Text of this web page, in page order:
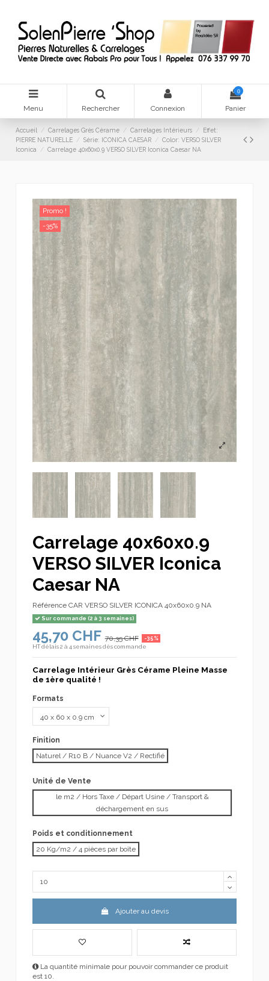
Menu Rechercher Connexion
0
Panier
Accueil Carrelages Grès Cérame Carrelages Intérieurs
Effet:
PIERRE NATURELLE
Série: ICONICA CAESAR
Color: VERSO SILVER
Iconica
Carrelage 40x60x0.9 VERSO SILVER Iconica Caesar NA
Promo !
-35%
Carrelage 40x60x0.9
VERSO SILVER Iconica
Caesar NA
Référence CAR VERSO SILVER ICONICA 40x60x0.9 NA
Sur commande (2 à 3 semaines)
45,70 CHF 70,35 CHF -35%
HTdélais 2 à 4 semaines dès commande
Carrelage Intérieur Grès Cérame Pleine Masse
de 1ère qualité !
Formats
Finition
Naturel / R10 B / Nuance V2 / Rectifié
Unité de Vente
le m2 / Hors Taxe / Départ Usine / Transport &
déchargement en sus
Poids et conditionnement
20 Kg/m2 / 4 pièces par boîte
Ajouter au devis
La quantité minimale pour pouvoir commander ce produit
est 10.